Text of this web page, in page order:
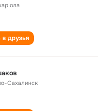
ола
в друзья
Сахалинск